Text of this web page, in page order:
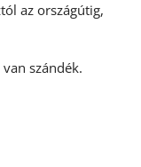
az országútig,
szándék.